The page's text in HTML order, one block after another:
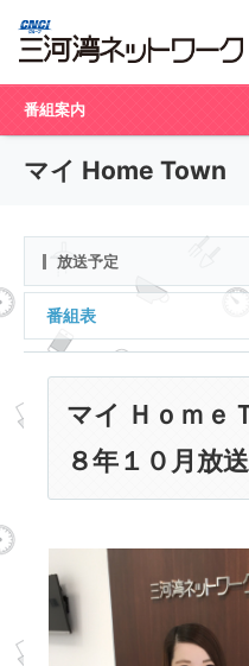
番組案内
マイ Home Town
放送予定
番組表
マイ Ｈｏｍｅ
８年１０月放